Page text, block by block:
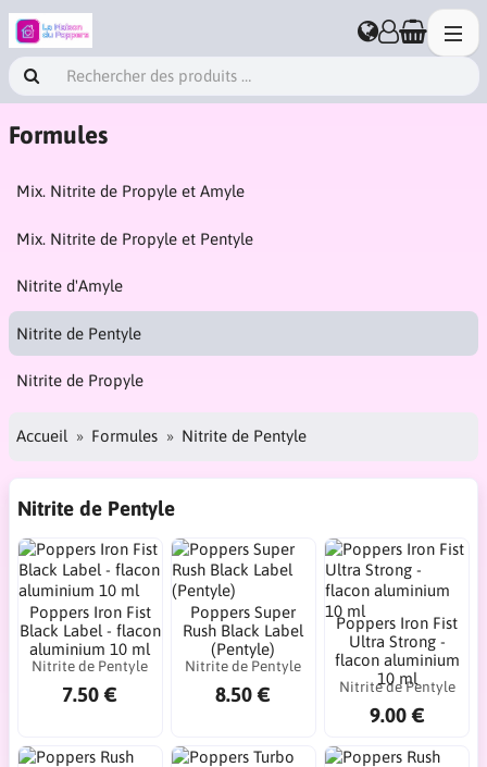
Formules
Mix. Nitrite de Propyle et Amyle
Mix. Nitrite de Propyle et Pentyle
Nitrite d'Amyle
Nitrite de Pentyle
Nitrite de Propyle
Accueil Formules Nitrite de Pentyle
Nitrite de Pentyle
Poppers Iron Fist
Black Label - flacon
aluminium 10 ml
Nitrite de Pentyle
7.50 €
Poppers Super
Rush Black Label
(Pentyle)
Nitrite de Pentyle
8.50 €
Poppers Iron Fist
Ultra Strong -
flacon aluminium
10 ml
Nitrite de Pentyle
9.00 €